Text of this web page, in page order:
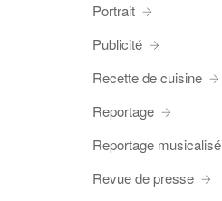
Portrait
Publicité
Recette de cuisine
Reportage
Reportage musicalisé
Revue de presse